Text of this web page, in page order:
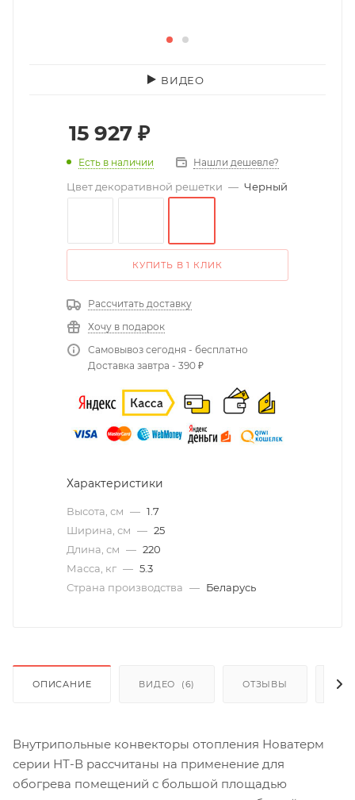
ВИДЕО
15 927 ₽
Есть в наличии Нашли дешевле?
Цвет декоративной решетки — Черный
КУПИТЬ В 1 КЛИК
Рассчитать доставку
Хочу в подарок
Самовывоз сегодня - бесплатно
Доставка завтра - 390 ₽
Характеристики
Высота, см — 1.7
Ширина, см — 25
Длина, см — 220
Масса, кг — 5.3
Страна производства — Беларусь
ОПИСАНИЕ ВИДЕО (6) ОТЗЫВЫ
Внутрипольные конвекторы отопления Новатерм
серии НТ-В рассчитаны на применение для
обогрева помещений с большой площадью